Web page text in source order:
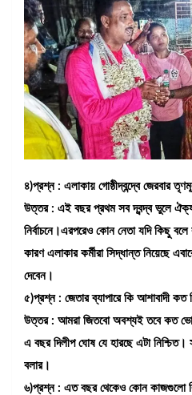
৪)প্রশ্ন : এলাকায় গোষ্ঠীদ্বন্দ্বে জেরবার
উত্তর : এই বছর প্রথম সব দ্বন্দ্ব ভুলে
নির্বাচনে।এরপরেও কোন নেতা যদি কিছু
কারণ এলাকার কর্মীরা সিদ্ধান্ত নিয়েছে
দেবেন।
৫)প্রশ্ন : জেতার ব্যাপারে কি আশাবাদী কত
উত্তর : আমরা জিতবো অবশ্যই তবে কত
এ বছর দিলীপ ঘোষ যে হারছে এটা নিশ্চিত।
বলার।
৬)প্রশ্ন : এত বছর থেকেও কোন কাজগুলো